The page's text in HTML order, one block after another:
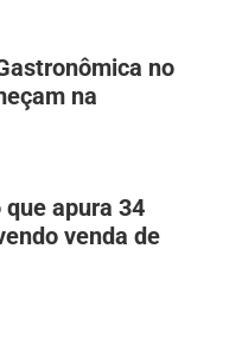
no
na
apura 34
venda de